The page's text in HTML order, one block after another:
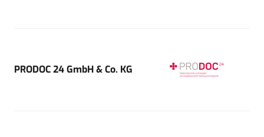
PRODOC 24 GmbH & Co. KG